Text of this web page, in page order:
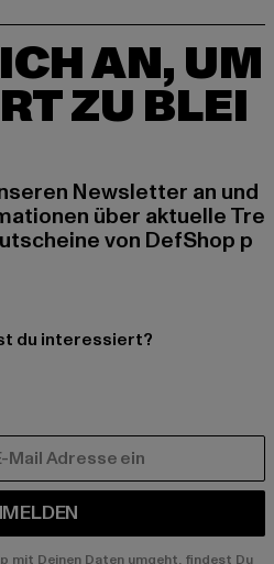
AN, UM
ZU BLEI
Newsletter an und
über aktuelle Tre
von DefShop p
du interessiert?
mit Deinen Daten umgeht, findest Du